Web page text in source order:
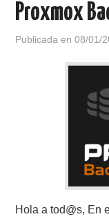
Proxmox
Publicada en08/01/
Hola a tod@s, En